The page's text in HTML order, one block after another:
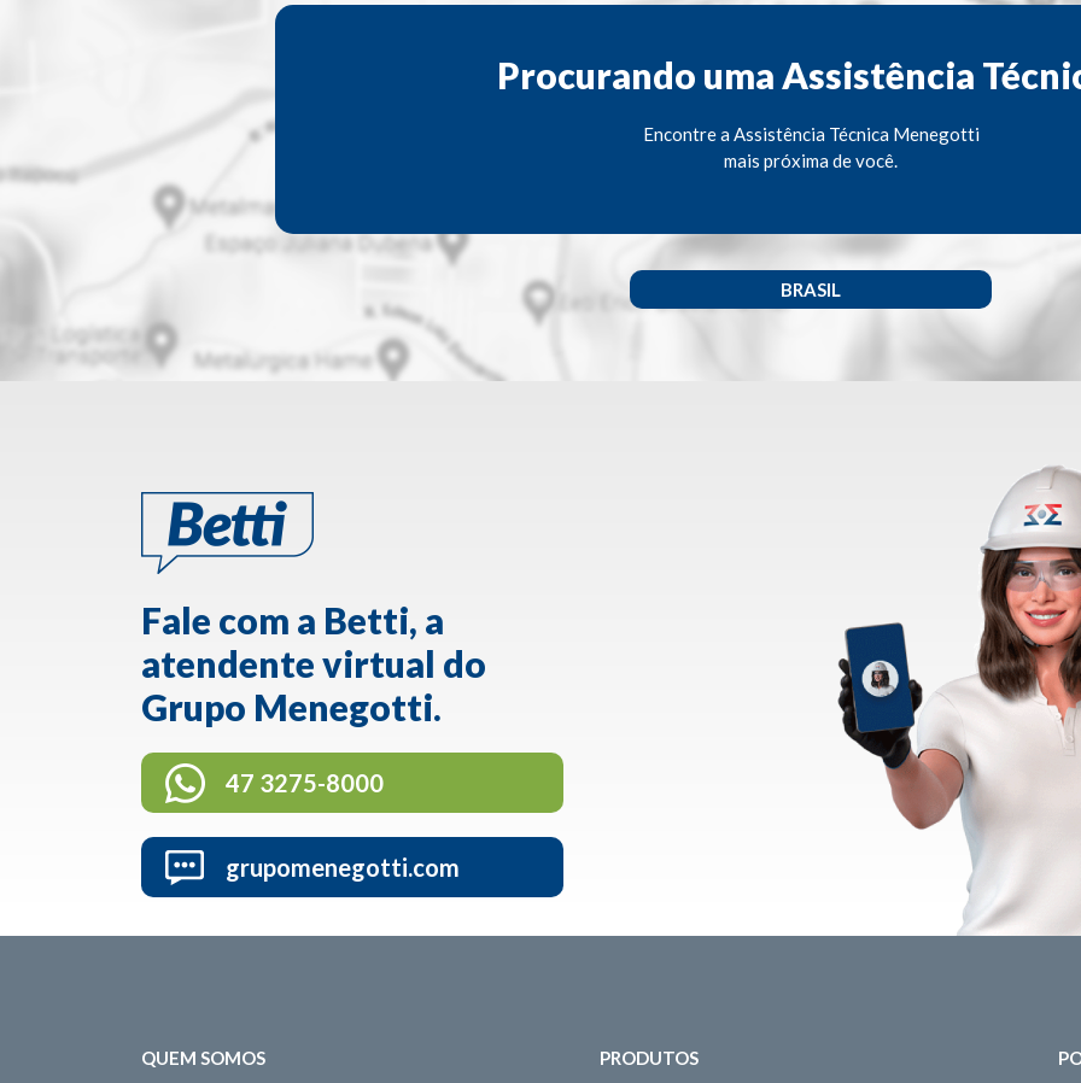
Procurando uma Assistência
Encontre a Assistência Técnica Menegotti
mais próxima de você.
BRASIL
Fale com a Betti, a
atendente virtual do
Grupo Menegotti.
47 3275-8000
grupomenegotti.com
QUEM SOMOS PRODUTOS